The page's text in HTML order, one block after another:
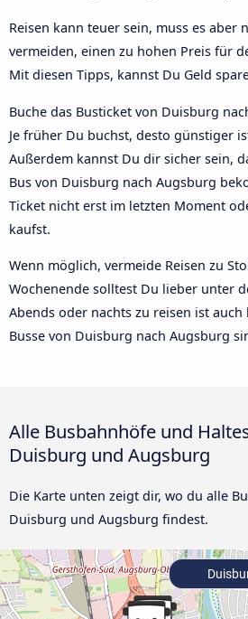
Reisen kann teuer sein, muss es aber
vermeiden, einen zu hohen Preis für
Mit diesen Tipps, kannst Du Geld
Buche das Busticket von Duisburg
Je früher Du buchst, desto günstiger
Außerdem kannst Du dir sicher sein,
Bus von Duisburg nach Augsburg
Ticket nicht erst im letzten Moment
kaufst.
Wenn möglich, vermeide Reisen zu
Wochenende solltest Du lieber unter
Abends oder nachts zu reisen ist
Busse von Duisburg nach Augsburg
Alle Busbahnhöfe und
Duisburg und Augsburg
Die Karte unten zeigt dir, wo du alle
Duisburg und Augsburg findest.